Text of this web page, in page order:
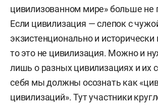
цивилизованном мире» больше не
Если цивилизация — слепок с
экзистенционально и
то это не цивилизация. Можно и
лишь о разных цивилизациях и их
себя мы должны осознать как
цивилизаций». Тут участники